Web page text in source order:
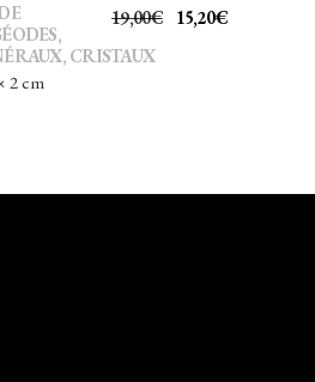
19,00€
LE
15,20€LE
,
CRISTAUX
2 cm